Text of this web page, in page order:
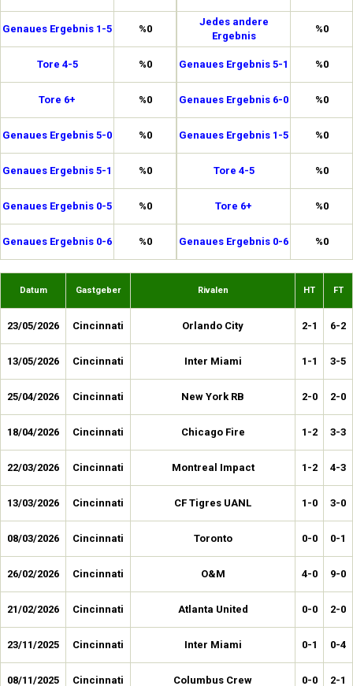
Genaues Ergebnis 1-5 %0
Tore 4-5 %0
Tore 6+ %0
Genaues Ergebnis 5-0 %0
Genaues Ergebnis 5-1 %0
Genaues Ergebnis 0-5 %0
Genaues Ergebnis 0-6 %0
Jedes andere
Ergebnis
%0
Genaues Ergebnis 5-1 %0
Genaues Ergebnis 6-0 %0
Genaues Ergebnis 1-5 %0
Tore 4-5 %0
Tore 6+ %0
Genaues Ergebnis 0-6 %0
Datum Gastgeber Rivalen HT FT
23/05/2026 Cincinnati Orlando City 2-1 6-2
13/05/2026 Cincinnati Inter Miami 1-1 3-5
25/04/2026 Cincinnati New York RB 2-0 2-0
18/04/2026 Cincinnati Chicago Fire 1-2 3-3
22/03/2026 Cincinnati Montreal Impact 1-2 4-3
13/03/2026 Cincinnati CF Tigres UANL 1-0 3-0
08/03/2026 Cincinnati Toronto 0-0 0-1
26/02/2026 Cincinnati O&M 4-0 9-0
21/02/2026 Cincinnati Atlanta United 0-0 2-0
23/11/2025 Cincinnati Inter Miami 0-1 0-4
08/11/2025 Cincinnati Columbus Crew 0-0 2-1